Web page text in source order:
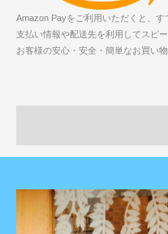
Amazon Payをご利用いただくと、
支払い情報や配送先を利用してスピ
お客様の安心・安全・簡単なお買い